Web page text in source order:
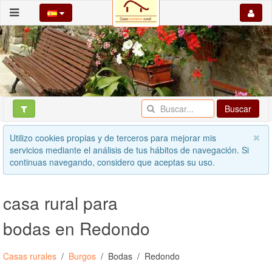
Buscar
Utilizo cookies propias y de terceros para mejorar mis
servicios mediante el análisis de tus hábitos de navegación. Si
continuas navegando, considero que aceptas su uso.
casa rural para
bodas en Redondo
Casas rurales Burgos Bodas Redondo